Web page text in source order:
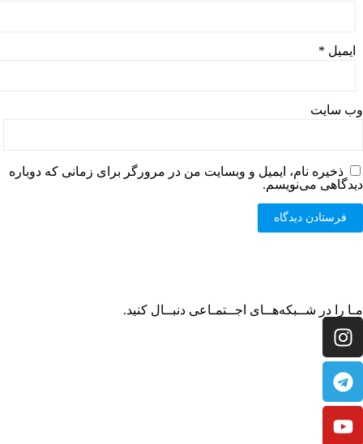
ایمیل *
وب‌ سایت
ذخیره نام، ایمیل و وبسایت من در مرورگر برای زمانی که دوباره
دیدگاهی می‌نویسم.
مـا را در شــبکه‌هــای اجــتمـاعی دنبــال کنید.